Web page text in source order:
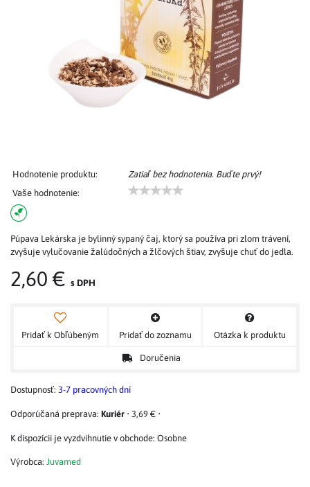
Hodnotenie produktu:
Zatiaľ bez hodnotenia. Buďte prvý!
Vaše hodnotenie:
Púpava Lekárska je bylinný sypaný čaj, ktorý sa používa pri zlom trávení,
zvyšuje vylučovanie žalúdočných a žlčových štiav, zvyšuje chuť do jedla.
2,60 € s DPH
Pridať k Obľúbeným Pridať do zoznamu Otázka k produktu
Doručenia
Dostupnosť: 3-7 pracovných dní
Kuriér • 3,69 € •
Osobne
Výrobca: Juvamed